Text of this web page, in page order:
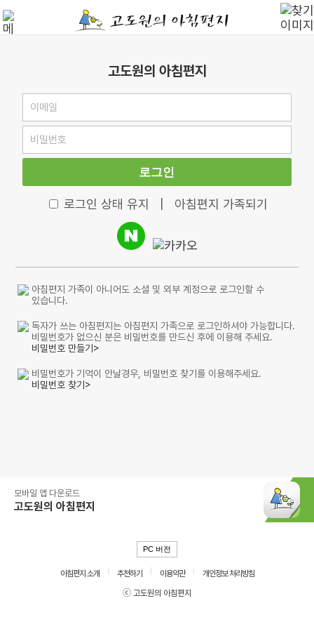
고도원의 아침편지
로그인
로그인 상태 유지 아침편지 가족되기
아침편지 가족이 아니어도 소셜 및 외부 계정으로 로그인할 수
있습니다.
독자가 쓰는 아침편지는 아침편지 가족으로 로그인하셔야 가능합니다.
비밀번호가 없으신 분은 비밀번호를 만드신 후에 이용해 주세요.
비밀번호 만들기>
비밀번호가 기억이 안날경우, 비밀번호 찾기를 이용해주세요.
비밀번호 찾기>
모바일 앱 다운로드
고도원의 아침편지
PC 버전
아침편지 소개 추천하기 이용약관
개인정보 처리방침
ⓒ 고도원의 아침편지